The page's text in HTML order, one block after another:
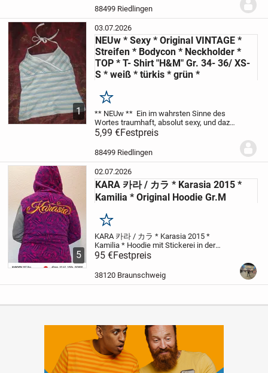
38- 40, 42 / S- M
88499 Riedlingen
1
03.07.2026
NEUw * Sexy * Original VINTAGE *
Streifen * Bodycon * Neckholder *
TOP * T- Shirt "H&M" Gr. 34- 36/ XS-
S * weiß * türkis * grün *
Merken
** NEUw ** Ein im wahrsten Sinne des
Wortes traumhaft, absolut sexy, und dazu
noch wunderschön
blau * türkis * hell- grün
ORIGINAL VINTAGE
5,99 €Festpreis
88499 Riedlingen
5
02.07.2026
KARA 카라 / カラ * Karasia 2015 *
Kamilia * Original Hoodie Gr.M
Merken
KARA 카라 / カラ * Karasia 2015 *
Kamilia * Hoodie mit Stickerei in der
Größe M - original und Made in
92% Baumwolle
PolyesterNeuwertiger Zustand!
ein Privatverkauf im Sinne...
95 €Festpreis
38120 Braunschweig